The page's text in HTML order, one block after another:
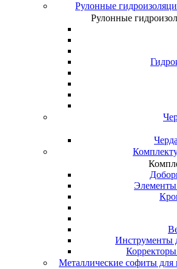
Рулонные
Рулонные
Элементы
Инструменты
Металлические софиты